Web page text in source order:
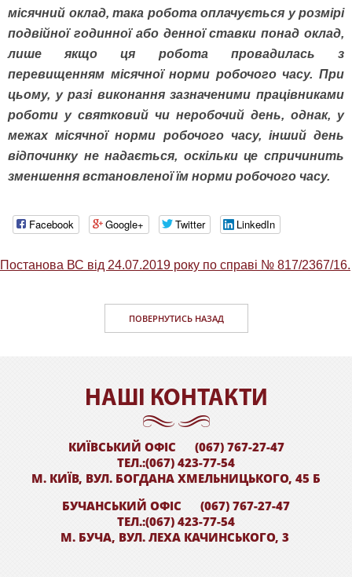
місячний оклад, така робота оплачується у розмірі
подвійної годинної або денної ставки понад оклад,
лише якщо ця робота провадилась з
перевищенням місячної норми робочого часу. При
цьому, у разі виконання зазначеними працівниками
роботи у святковий чи неробочий день, однак, у
межах місячної норми робочого часу, інший день
відпочинку не надається, оскільки це спричинить
зменшення встановленої їм норми робочого часу.
Facebook Google+ Twitter LinkedIn
Постанова ВС від 24.07.2019 року по справі № 817/2367/16.
ПОВЕРНУТИСЬ НАЗАД
НАШI КОНТАКТИ
КИЇВСЬКИЙ ОФІС
(067) 767-27-47
ТЕЛ.:(067) 423-77-54
М. КИЇВ, ВУЛ. БОГДАНА ХМЕЛЬНИЦЬКОГО, 45 Б
БУЧАНСЬКИЙ ОФІС
(067) 767-27-47
ТЕЛ.:(067) 423-77-54
М. БУЧА, ВУЛ. ЛЕХА КАЧИНСЬКОГО, 3